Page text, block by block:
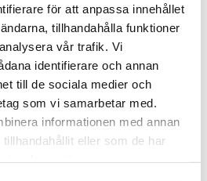
för att anpassa innehållet
tillhandahålla funktioner
vår trafik. Vi
identifierare och annan
till de sociala medier och
som vi samarbetar med.
informationen med annan
eller som de har
vägledningar
kalender